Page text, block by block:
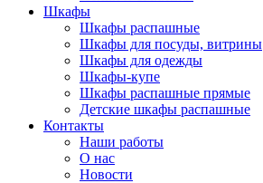
Шкафы
Шкафы распашные
Шкафы для посуды, витрины
Шкафы для одежды
Шкафы-купе
Шкафы распашные прямые
Детские шкафы распашные
Контакты
Наши работы
О нас
Новости